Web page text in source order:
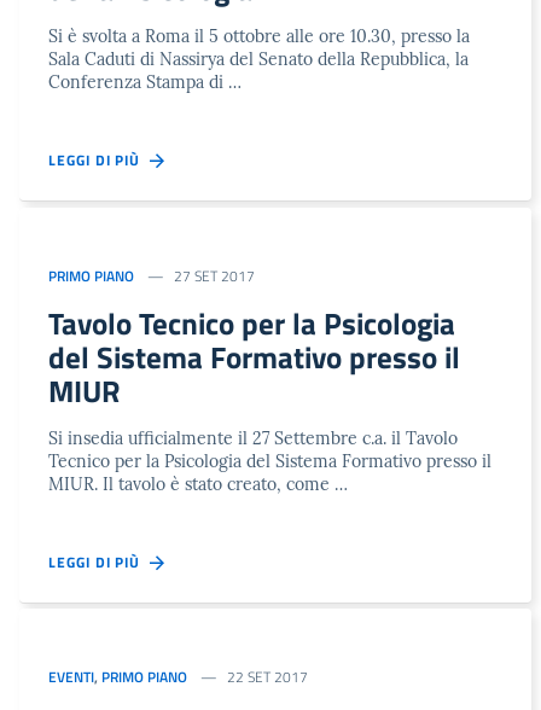
Si è svolta a Roma il 5 ottobre alle ore 10.30, presso la
Sala Caduti di Nassirya del Senato della Repubblica, la
Conferenza Stampa di …
LEGGI DI PIÙ
PRIMO PIANO 27 SET 2017
Tavolo Tecnico per la Psicologia
del Sistema Formativo presso il
MIUR
Si insedia ufficialmente il 27 Settembre c.a. il Tavolo
Tecnico per la Psicologia del Sistema Formativo presso il
MIUR. Il tavolo è stato creato, come …
LEGGI DI PIÙ
EVENTI, PRIMO PIANO 22 SET 2017